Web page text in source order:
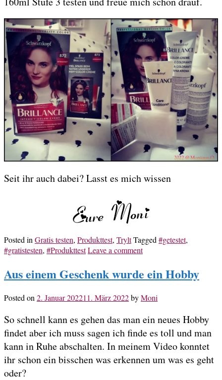
Seit ihr auch dabei? Lasst es mich wissen
Posted in Gratis testen, Produkttest, TryltTagged #getestet,
#gratistesten, #ProdukttestLeave a comment
Aus einem Geschenk wurde ein Hobby
Posted on 2. Januar 202211. März 2022byMoni
So schnell kann es gehen das man ein neues Hobby
findet aber ich muss sagen ich finde es toll und man
kann in Ruhe abschalten. In meinem Video konntet
ihr schon ein bisschen was erkennen um was es geht
oder?